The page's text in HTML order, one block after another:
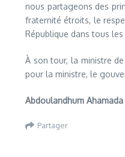
nous partageons des
fraternité étroits, le
République dans tous
À son tour, la ministre
pour la ministre, le
Abdoulandhum Ahamada
Partager